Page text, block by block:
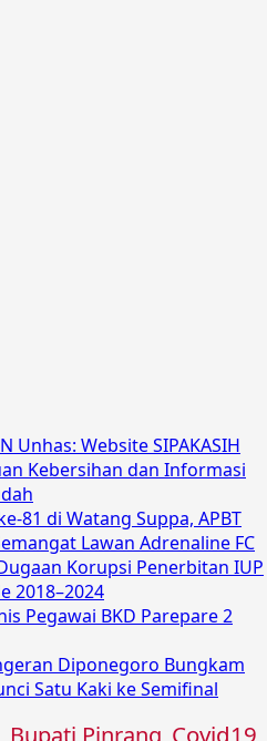
Unhas: Website SIPAKASIH
Kebersihan dan Informasi
81 di Watang Suppa, APBT
Lawan Adrenaline FC
Korupsi Penerbitan IUP
2018–2024
Pegawai BKD Parepare 2
Diponegoro Bungkam
Satu Kaki ke Semifinal